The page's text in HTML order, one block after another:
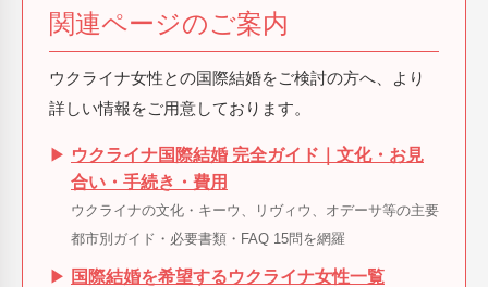
関連ページのご案内
ウクライナ女性との国際結婚をご検討の方へ、より
詳しい情報をご用意しております。
▶ ウクライナ国際結婚 完全ガイド｜文化・お見
合い・手続き・費用
ウクライナの文化・キーウ、リヴィウ、オデーサ等の主要
都市別ガイド・必要書類・FAQ 15問を網羅
▶ 国際結婚を希望するウクライナ女性一覧